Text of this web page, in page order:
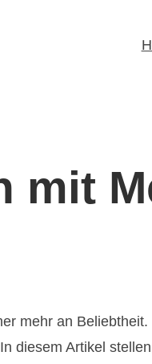
mit
mehr an
diesem Artikel